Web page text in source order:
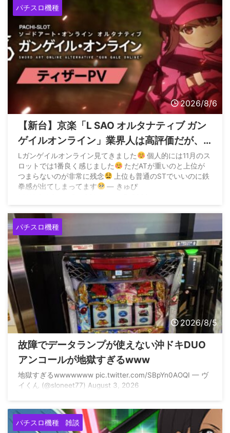
パチスロ機種
2026/8/6
【新台】京楽「L SAO オルタナティブ ガン
ゲイルオンライン」業界人は高評価だが、
上位ATがつまらないらしい
Lガンゲイルオンライン見てきました
個人的には11月のス
ロットでは1番良く感じました
ただATが重いのと上位が
つまらないのが非常に残念
上位も普通のSTでいいのに鉄
拳感が出てしまってます
— きゅぴ
パチスロ機種
2026/8/5
故障でデータランプが使えない沖ドキDUO
アンコールが地獄すぎるwww
地獄すぎるwwwwwww pic.twitter.com/SBpYn0AOQI — ヴ
イくん (@sloneet77) August 3, 2026
パチスロ機種 雑談